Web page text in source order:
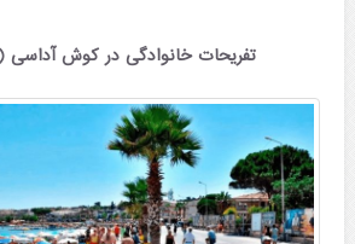
تفریحات خانوادگی در کوش